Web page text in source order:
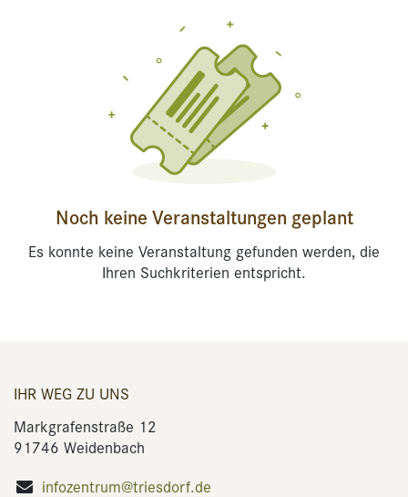
Noch keine Veranstaltungen geplant
Es konnte keine Veranstaltung gefunden werden, die
Ihren Suchkriterien entspricht.
IHR WEG ZU UNS
Markgrafenstraße 12
91746 Weidenbach
infozentrum@triesdorf.de